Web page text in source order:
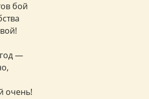
бой
—
очень!